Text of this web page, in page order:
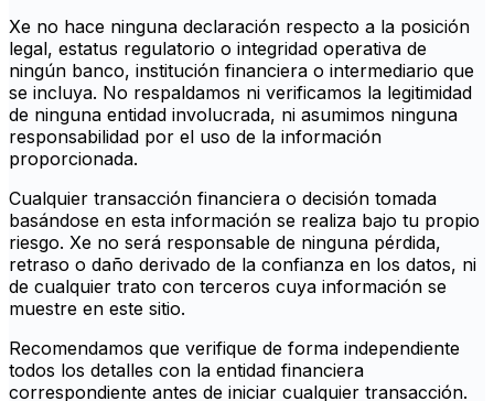
Xe no hace ninguna declaración respecto a la posición
legal, estatus regulatorio o integridad operativa de
ningún banco, institución financiera o intermediario que
se incluya. No respaldamos ni verificamos la legitimidad
de ninguna entidad involucrada, ni asumimos ninguna
responsabilidad por el uso de la información
proporcionada.
Cualquier transacción financiera o decisión tomada
basándose en esta información se realiza bajo tu propio
riesgo. Xe no será responsable de ninguna pérdida,
retraso o daño derivado de la confianza en los datos, ni
de cualquier trato con terceros cuya información se
muestre en este sitio.
Recomendamos que verifique de forma independiente
todos los detalles con la entidad financiera
correspondiente antes de iniciar cualquier transacción.